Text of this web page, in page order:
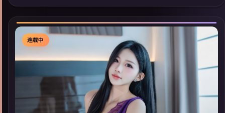
索同类型高分佳作，畅享高清在线追剧体验。
▶
连载中